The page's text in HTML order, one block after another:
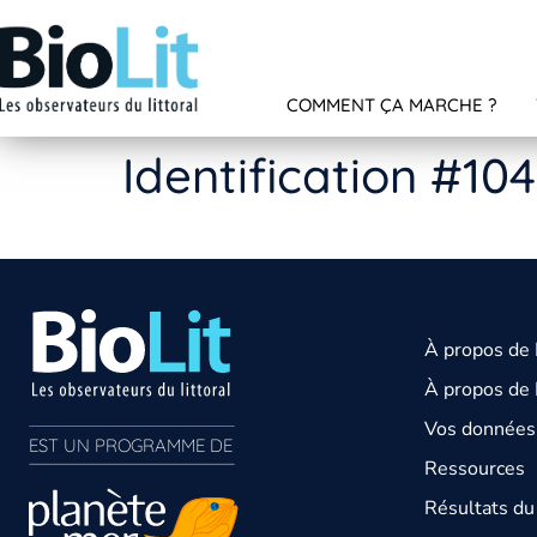
COMMENT ÇA MARCHE ?
Identification
EST UN PROGRAMME DE
À propos de
À propos de
Vos
Ressources
Résultats